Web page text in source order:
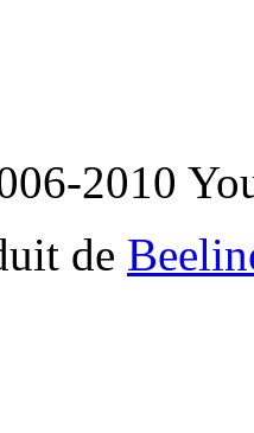
2010
de